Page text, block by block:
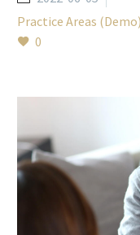
Practice Areas (Demo)
0